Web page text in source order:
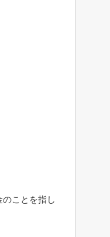
ことを指し